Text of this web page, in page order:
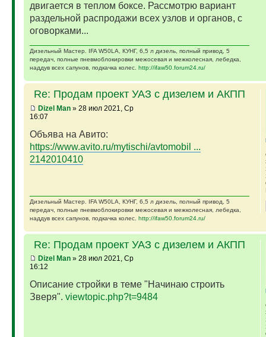
двигается в теплом боксе. Рассмотрю вариант
раздельной распродажи всех узлов и органов, с
оговорками...
Дизельный Мастер. IFA W50LA, КУНГ, 6,5 л дизель, полный привод, 5
передач, полные пневмоблокировки межосевая и межколесная, лебедка,
наддув всех сапунов, подкачка колес. http://ifaw50.forum24.ru/
Re: Продам проект УАЗ с дизелем и АКПП
Dizel Man» 28 июл 2021, Ср
16:07
Объява на Авито:
https://www.avito.ru/mytischi/avtomobil ...
2142010410
Дизельный Мастер. IFA W50LA, КУНГ, 6,5 л дизель, полный привод, 5
передач, полные пневмоблокировки межосевая и межколесная, лебедка,
наддув всех сапунов, подкачка колес. http://ifaw50.forum24.ru/
Re: Продам проект УАЗ с дизелем и АКПП
Dizel Man» 28 июл 2021, Ср
16:12
Описание стройки в теме "Начинаю строить
Зверя". viewtopic.php?t=9484